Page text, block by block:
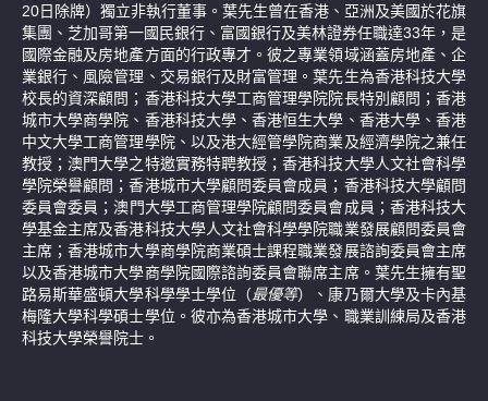
20日除牌）獨立非執行董事。葉先生曾在香港、亞洲及美國於花旗
集團、芝加哥第一國民銀行、富國銀行及美林證券任職達33年，是
國際金融及房地產方面的行政專才。彼之專業領域涵蓋房地產、企
業銀行、風險管理、交易銀行及財富管理。葉先生為香港科技大學
校長的資深顧問；香港科技大學工商管理學院院長特別顧問；香港
城市大學商學院、香港科技大學、香港恒生大學、香港大學、香港
中文大學工商管理學院、以及港大經管學院商業及經濟學院之兼任
教授；澳門大學之特邀實務特聘教授；香港科技大學人文社會科學
學院榮譽顧問；香港城市大學顧問委員會成員；香港科技大學顧問
委員會委員；澳門大學工商管理學院顧問委員會成員；香港科技大
學基金主席及香港科技大學人文社會科學學院職業發展顧問委員會
主席；香港城市大學商學院商業碩士課程職業發展諮詢委員會主席
以及香港城市大學商學院國際諮詢委員會聯席主席。葉先生擁有聖
路易斯華盛頓大學科學學士學位（最優等）、康乃爾大學及卡內基
梅隆大學科學碩士學位。彼亦為香港城市大學、職業訓練局及香港
科技大學榮譽院士。